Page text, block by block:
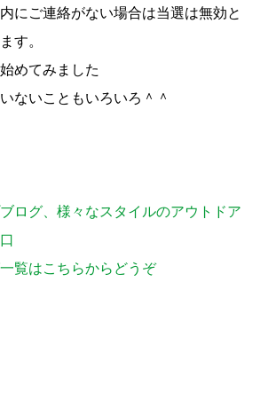
にご連絡がない場合は当選は無効と
す。
めてみました
ないこともいろいろ＾＾
ログ、様々なスタイルのアウトドア
覧はこちらからどうぞ